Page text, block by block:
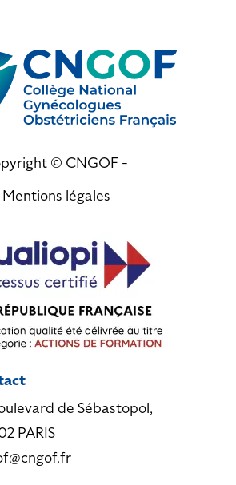
© CNGOF -
Mentions légales
de Sébastopol,
PARIS